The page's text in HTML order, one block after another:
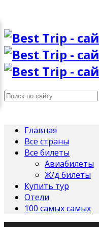
Главная
Все страны
Все билеты
Авиабилеты
Ж/д билеты
Купить тур
Отели
100 самых самых